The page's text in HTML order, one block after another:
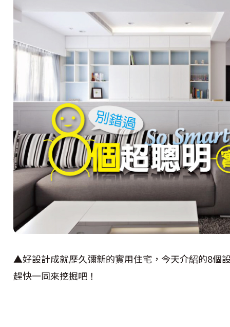
▲好設計成就歷久彌新的實用住宅，今天介紹的8個
趕快一同來挖掘吧！